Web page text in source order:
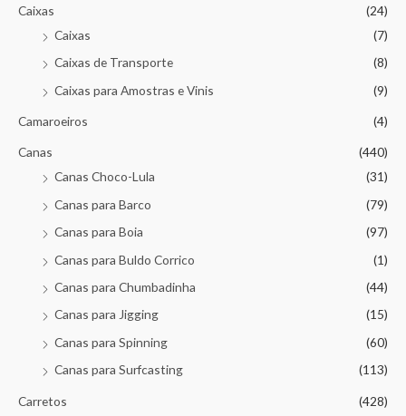
Caixas
(24)
Caixas
(7)
Caixas de Transporte
(8)
Caixas para Amostras e Vinis
(9)
Camaroeiros (4)
Canas
(440)
Canas Choco-Lula
(31)
Canas para Barco
(79)
Canas para Boia
(97)
Canas para Buldo Corrico
(1)
Canas para Chumbadinha
(44)
Canas para Jigging
(15)
Canas para Spinning
(60)
Canas para Surfcasting
(113)
Carretos
(428)